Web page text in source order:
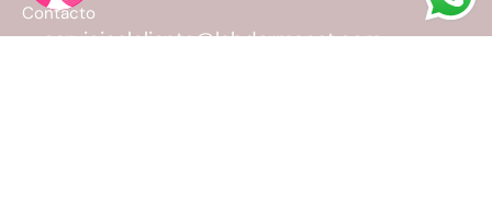
Contacto
servicioalcliente@labdermanat.com